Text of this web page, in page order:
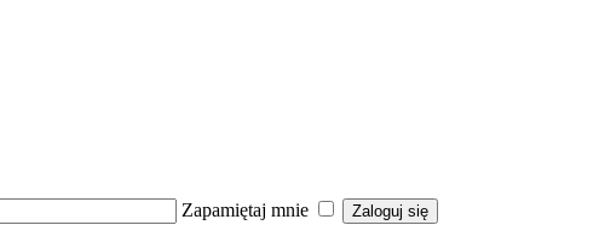
Zapamiętaj mnie